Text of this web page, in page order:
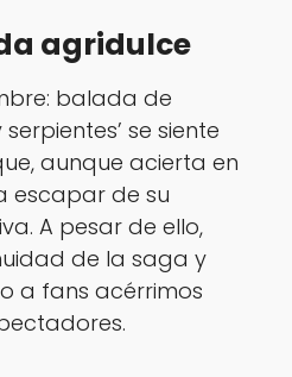
agridulce
balada de
se siente
aunque acierta en
escapar de su
A pesar de ello,
de la saga y
a fans acérrimos